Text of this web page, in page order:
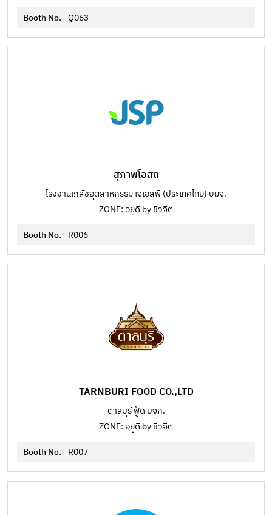
Booth No. Q063
สุภาพโอสถ
โรงงานเภสัชอุตสาหกรรม เจเอสพี (ประเทศไทย) บมจ.
ZONE: อยู่ดี by ชีวจิต
Booth No. R006
TARNBURI FOOD CO.,LTD
ตาลบุรี ฟู้ด บจก.
ZONE: อยู่ดี by ชีวจิต
Booth No. R007